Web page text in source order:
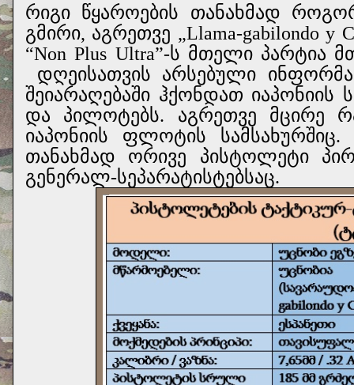
რიგი წყაროების თანახმად
გმირი, აგრეთვე „Llama-gabilondo
“Non Plus Ultra”-ს მთელი პარტია
დღეისათვის არსებული
შეიარაღებაში ჰქონდათ იაპონიის
და პილოტებს. აგრეთვე მცირე
იაპონიის ფლოტის
თანახმად ორივე პისტოლეტი
გენერალ-სეპარატისტებსაც.